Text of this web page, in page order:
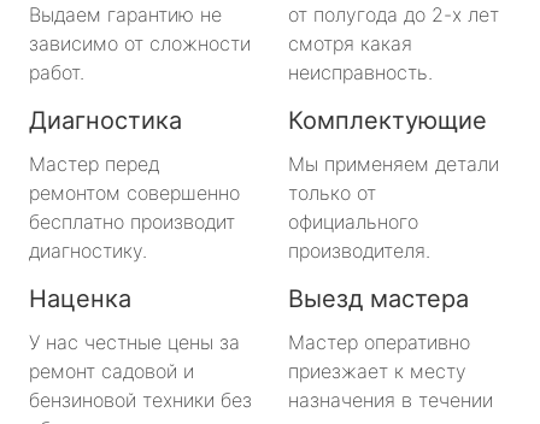
Выдаем гарантию не
зависимо от сложности
работ.
от полугода до 2-х лет
смотря какая
неисправность.
Диагностика
Мастер перед
ремонтом совершенно
бесплатно производит
диагностику.
Комплектующие
Мы применяем детали
только от
официального
производителя.
Наценка
У нас честные цены за
ремонт садовой и
бензиновой техники без
Выезд мастера
Мастер оперативно
приезжает к месту
назначения в течении